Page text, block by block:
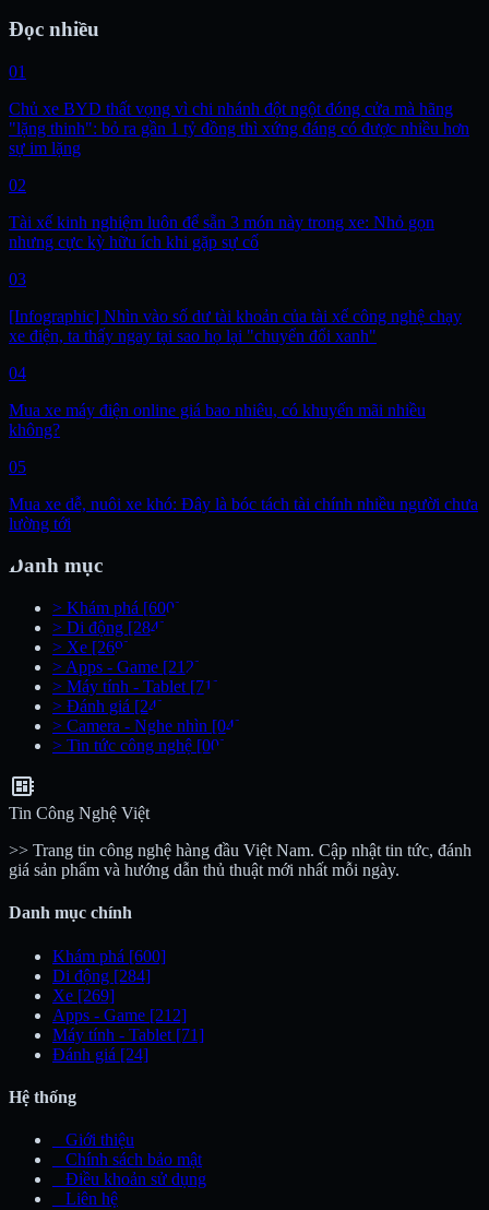
Đọc nhiều
01
Chủ xe BYD thất vọng vì chi nhánh đột ngột đóng cửa mà hãng
"lặng thinh": bỏ ra gần 1 tỷ đồng thì xứng đáng có được nhiều hơn
sự im lặng
02
Tài xế kinh nghiệm luôn để sẵn 3 món này trong xe: Nhỏ gọn
nhưng cực kỳ hữu ích khi gặp sự cố
03
[Infographic] Nhìn vào số dư tài khoản của tài xế công nghệ chạy
xe điện, ta thấy ngay tại sao họ lại "chuyển đổi xanh"
04
Mua xe máy điện online giá bao nhiêu, có khuyến mãi nhiều
không?
05
Mua xe dễ, nuôi xe khó: Đây là bóc tách tài chính nhiều người chưa
lường tới
Danh mục
> Khám phá [600]
> Di động [284]
> Xe [269]
> Apps - Game [212]
> Máy tính - Tablet [71]
> Đánh giá [24]
> Camera - Nghe nhìn [04]
> Tin tức công nghệ [00]
developer_board
Tin Công Nghệ Việt
>> Trang tin công nghệ hàng đầu Việt Nam. Cập nhật tin tức, đánh
giá sản phẩm và hướng dẫn thủ thuật mới nhất mỗi ngày.
Danh mục chính
Khám phá [600]
Di động [284]
Xe [269]
Apps - Game [212]
Máy tính - Tablet [71]
Đánh giá [24]
Hệ thống
Giới thiệu
Chính sách bảo mật
Điều khoản sử dụng
Liên hệ